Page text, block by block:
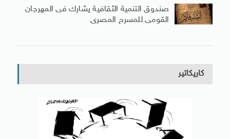
صندوق التنمية الثقافية يشارك فى المهرجان
القومى للمسرح المصرى
كاريكاتير